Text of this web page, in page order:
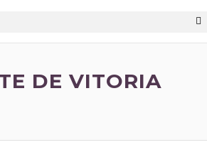
DE VITORIA